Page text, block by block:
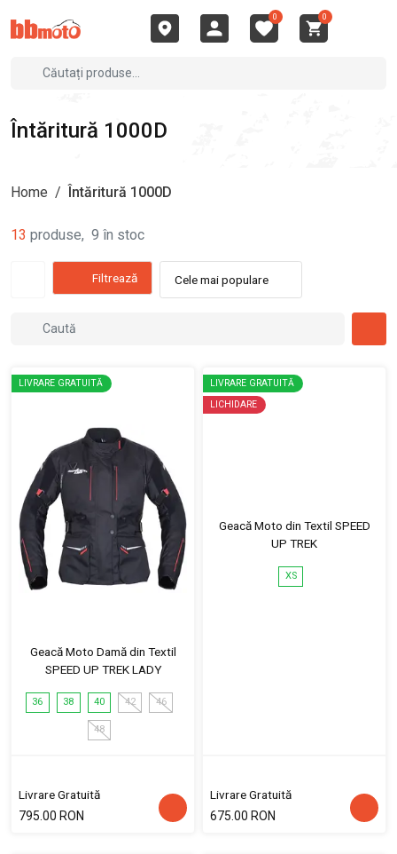
0 0
Întăritură 1000D
Home / Întăritură 1000D
13 produse, 9 în stoc
Filtrează Cele mai populare
LIVRARE GRATUITĂ
Geacă Moto Damă din Textil
SPEED UP TREK LADY
36 38 40 42 46
48
Livrare Gratuită
795.00 RON
LIVRARE GRATUITĂ
LICHIDARE
Geacă Moto din Textil SPEED
UP TREK
XS
Livrare Gratuită
675.00 RON